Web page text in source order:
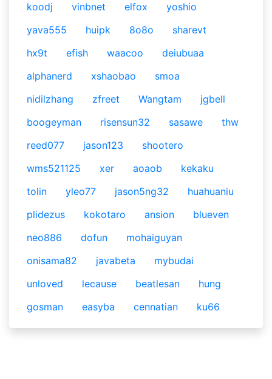
koodj
vinbnet elfox
yoshio
yava555
huipk 8o8o
sharevt
hx9t
efish waacoo
deiubuaa
alphanerd
xshaobao
smoa
nidilzhang
zfreet Wangtam
jgbell
boogeyman
risensun32 sasawe
thw
reed077
jason123
shootero
wms521125
xer aoaob
kekaku
tolin
yleo77 jason5ng32
huahuaniu
plidezus
kokotaro ansion
blueven
neo886
dofun
mohaiguyan
onisama82
javabeta
mybudai
unloved
lecause beatlesan
hung
gosman
easyba cennatian ku66